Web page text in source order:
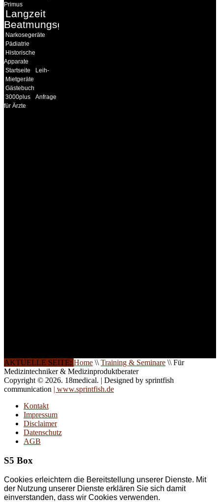
Primus
Langzeit
Beatmungsgeräte
Narkosegeräte
Pädiatrie
Historische
Apparate
Startseite
Leih-
Mietgeräte
Gästebuch
3000plus
Anfrage
für Ärzte
AKTUELLE SEITE: Home \\ Training & Seminare \\ Für
Medizintechniker & Medizinproduktberater
Copyright © 2026. 18medical. | Designed by sprintfish
communication | www.sprintfish.de
Kontakt
Impressum
Disclaimer
Datenschutz
AGB
S5 Box
Cookies erleichtern die Bereitstellung unserer Dienste. Mit
der Nutzung unserer Dienste erklären Sie sich damit
einverstanden, dass wir Cookies verwenden.